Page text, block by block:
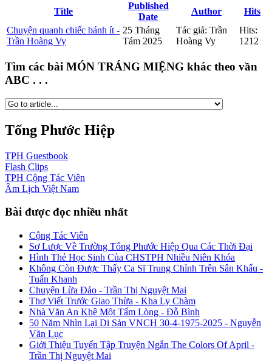
Title
Published
Date
Author
Hits
Chuyện quanh chiếc bánh ít -
Trần Hoàng Vy
25 Tháng
Tám 2025
Tác giả: Trần
Hoàng Vy
Hits:
1212
Tìm các bài MÓN TRÁNG MIỆNG khác theo vần
ABC . . .
Tống Phước Hiệp
TPH Guestbook
Flash Clips
TPH Cộng Tác Viên
Âm Lịch Việt Nam
Bài được đọc nhiều nhất
Cộng Tác Viên
Sơ Lược Về Trường Tống Phước Hiệp Qua Các Thời Đại
Hình Thẻ Học Sinh Của CHSTPH Nhiều Niên Khóa
Không Còn Được Thấy Ca Sĩ Trung Chỉnh Trên Sân Khấu -
Tuấn Khanh
Chuyện Lừa Đảo - Trần Thị Nguyệt Mai
Thơ Viết Trước Giao Thừa - Kha Ly Chàm
Nhà Văn An Khê Một Tấm Lòng - Đỗ Bình
50 Năm Nhìn Lại Di Sản VNCH 30-4-1975-2025 - Nguyễn
Văn Lục
Giới Thiệu Tuyển Tập Truyện Ngắn The Colors Of April -
Trần Thị Nguyệt Mai